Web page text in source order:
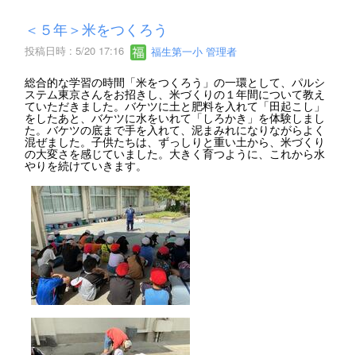
＜５年＞米をつくろう
投稿日時 : 5/20 17:16 福生第一小 管理者
総合的な学習の時間「米をつくろう」の一環として、パルシ
ステム東京さんをお招きし、米づくりの１年間について教え
ていただきました。バケツに土と肥料を入れて「田起こし」
をしたあと、バケツに水をいれて「しろかき」を体験しまし
た。バケツの底まで手を入れて、泥まみれになりながらよく
混ぜました。子供たちは、ずっしりと重い土から、米づくり
の大変さを感じていました。大きく育つように、これから水
やりを続けていきます。